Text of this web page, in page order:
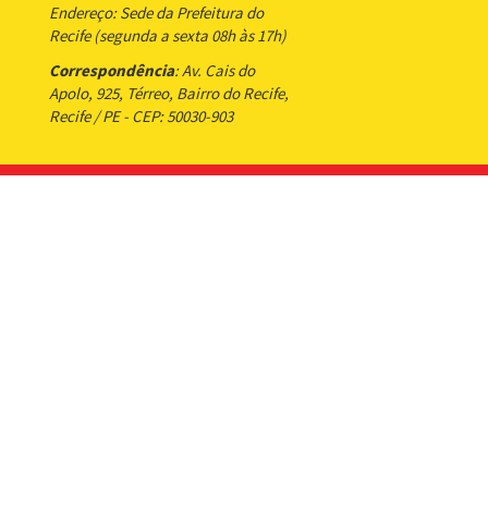
Endereço: Sede da Prefeitura do
Recife (segunda a sexta 08h às 17h)
Correspondência: Av. Cais do
Apolo, 925, Térreo, Bairro do Recife,
Recife / PE - CEP: 50030-903